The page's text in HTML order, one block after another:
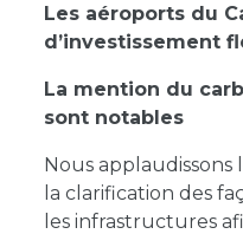
Les aéroports du
d’investissement
La mention du
sont notables
Nous
la clarification des
les infrastructures